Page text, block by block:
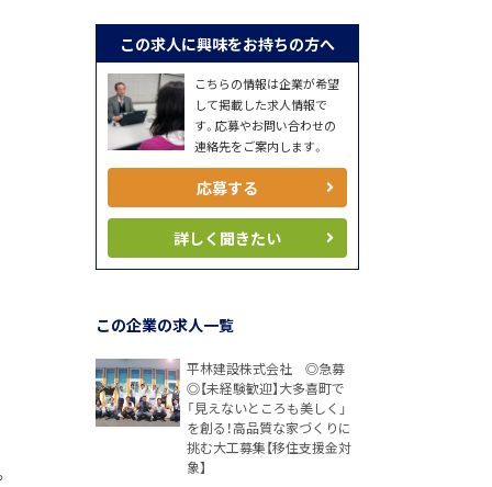
この求人に興味をお持ちの方へ
こちらの情報は企業が希望
して掲載した求人情報で
す。応募やお問い合わせの
連絡先をご案内します。
応募する
詳しく聞きたい
この企業の求人一覧
平林建設株式会社 ◎急募
◎【未経験歓迎】大多喜町で
「見えないところも美しく」
を創る！高品質な家づくりに
挑む大工募集【移住支援金対
象】